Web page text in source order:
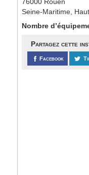
Seine-Maritime,
Nombre
Partagez cette
Facebook